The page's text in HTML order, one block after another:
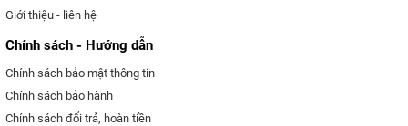
Giới thiệu - liên hệ
Chính sách - Hướng dẫn
Chính sách bảo mật thông tin
Chính sách bảo hành
Chính sách đổi trả, hoàn tiền